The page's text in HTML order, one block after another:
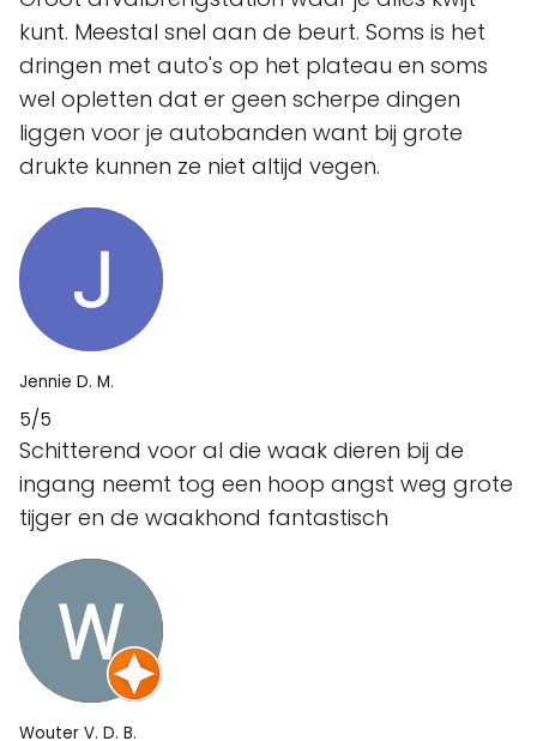
kunt. Meestal snel aan de beurt. Soms is het
dringen met auto's op het plateau en soms
wel opletten dat er geen scherpe dingen
liggen voor je autobanden want bij grote
drukte kunnen ze niet altijd vegen.
Jennie D. M.
5/5
Schitterend voor al die waak dieren bij de
ingang neemt tog een hoop angst weg grote
tijger en de waakhond fantastisch
Wouter V. D. B.